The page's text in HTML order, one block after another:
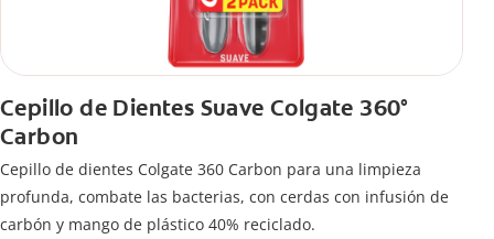
Cepillo de Dientes Suave Colgate 360°
Carbon
Cepillo de dientes Colgate 360 ​​Carbon para una limpieza
profunda, combate las bacterias, con cerdas con infusión de
carbón y mango de plástico 40% reciclado.